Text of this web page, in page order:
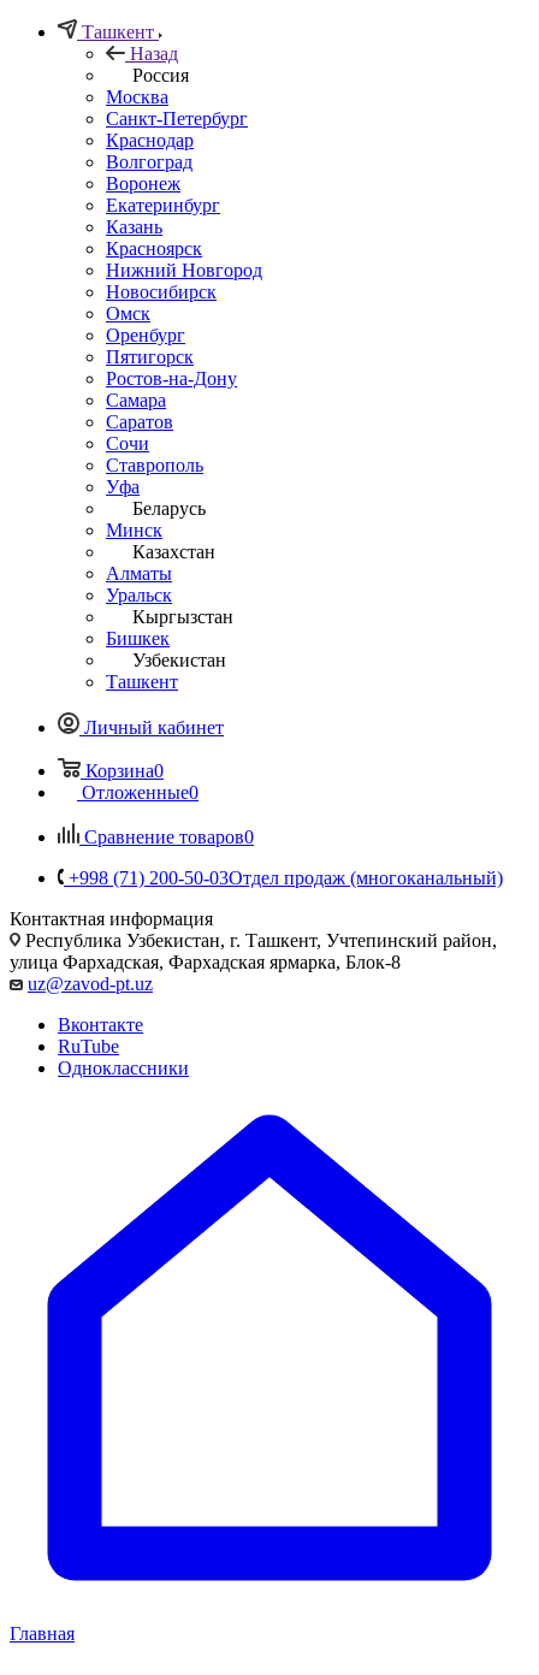
Ташкент
Назад
Россия
Москва
Санкт-Петербург
Краснодар
Волгоград
Воронеж
Екатеринбург
Казань
Красноярск
Нижний Новгород
Новосибирск
Омск
Оренбург
Пятигорск
Ростов-на-Дону
Самара
Саратов
Сочи
Ставрополь
Уфа
Беларусь
Минск
Казахстан
Алматы
Уральск
Кыргызстан
Бишкек
Узбекистан
Ташкент
Личный кабинет
Корзина0
Отложенные0
Сравнение товаров0
+998 (71) 200-50-03Отдел продаж (многоканальный)
Контактная информация
Республика Узбекистан, г. Ташкент, Учтепинский район,
улица Фархадская, Фархадская ярмарка, Блок-8
uz@zavod-pt.uz
Вконтакте
RuTube
Одноклассники
Главная